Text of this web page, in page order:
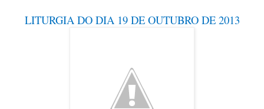
LITURGIA DO DIA 19 DE OUTUBRO DE 2013